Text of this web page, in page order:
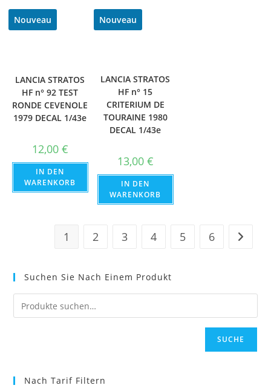
Nouveau
LANCIA STRATOS
HF n° 92 TEST
RONDE CEVENOLE
1979 DECAL 1/43e
12,00 €
IN DEN
WARENKORB
Nouveau
LANCIA STRATOS
HF n° 15
CRITERIUM DE
TOURAINE 1980
DECAL 1/43e
13,00 €
IN DEN
WARENKORB
1 2 3 4 5 6
Suchen Sie Nach Einem Produkt
SUCHE
Nach Tarif Filtern